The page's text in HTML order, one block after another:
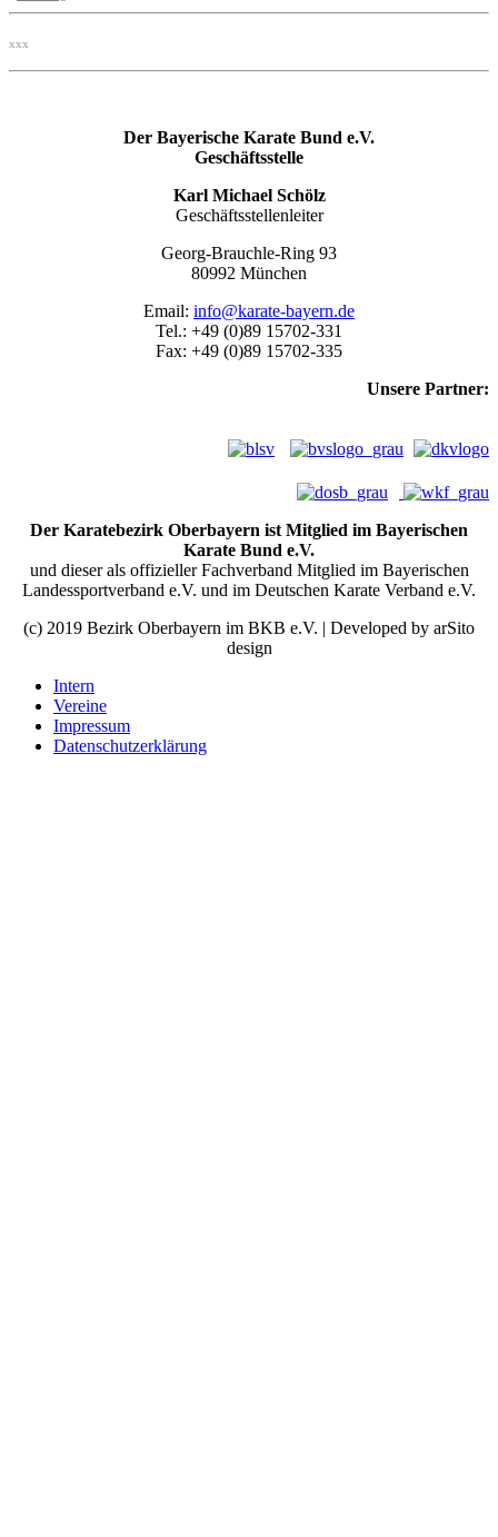
xxx
Der Bayerische Karate Bund e.V.
Geschäftsstelle
Karl Michael Schölz
Geschäftsstellenleiter
Georg-Brauchle-Ring 93
80992 München
Email: info@karate-bayern.de
Tel.: +49 (0)89 15702-331
Fax: +49 (0)89 15702-335
Unsere Partner:
Der Karatebezirk Oberbayern ist Mitglied im Bayerischen
Karate Bund e.V.
und dieser als offizieller Fachverband Mitglied im Bayerischen
Landessportverband e.V. und im Deutschen Karate Verband e.V.
(c) 2019 Bezirk Oberbayern im BKB e.V. | Developed by arSito
design
Intern
Vereine
Impressum
Datenschutzerklärung